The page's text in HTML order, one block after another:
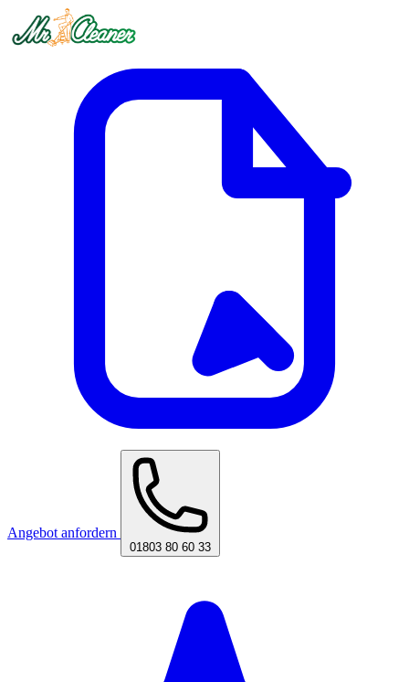
Angebot anfordern
01803 80 60 33